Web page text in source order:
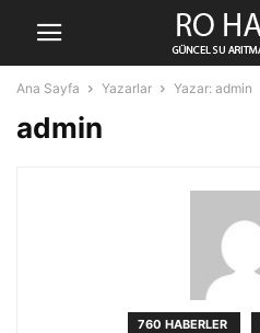
Ana Sayfa Yazarlar Yazar: admin
admin
760 HABERLER